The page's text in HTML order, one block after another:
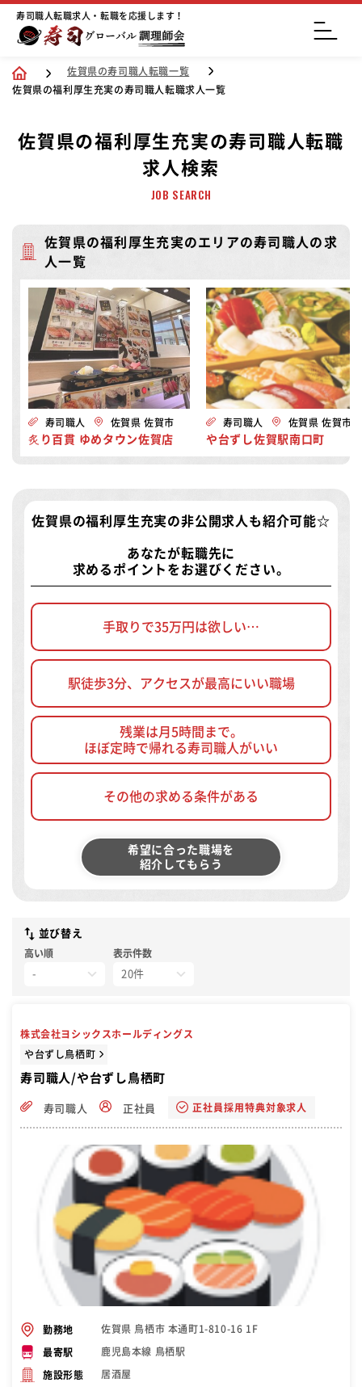
寿司職人転職求人・転職を応援します！
佐賀県の寿司職人転職一覧
佐賀県の福利厚生充実の寿司職人転職求人一覧
佐賀県の福利厚生充実の寿司職人転職
求人検索
JOB SEARCH
佐賀県の福利厚生充実のエリアの寿司職人の求
人一覧
寿司職人 佐賀県 佐賀市
炙り百貫 ゆめタウン佐賀店
寿司職人 佐賀県 佐賀市
や台ずし佐賀駅南口町
佐賀県の福利厚生充実の非公開求人 も紹介可能☆
あなたが転職先に
求めるポイントをお選びください。
手取りで35万円は欲しい…
駅徒歩3分、アクセスが最高にいい職場
残業は月5時間まで。
ほぼ定時で帰れる寿司職人がいい
その他の求める条件がある
希望に合った職場を
紹介してもらう
並び替え
高い順 表示件数
株式会社ヨシックスホールディングス
や台ずし鳥栖町
寿司職人/や台ずし鳥栖町
寿司職人 正社員 正社員採用特典対象求人
勤務地 佐賀県 鳥栖市 本通町1-810-16 1F
最寄駅 鹿児島本線 鳥栖駅
施設形態 居酒屋